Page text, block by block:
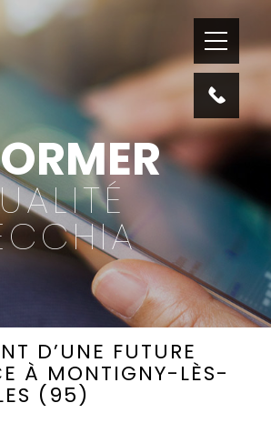
D’UNE FUTURE
À MONTIGNY-LÈS-
(95)